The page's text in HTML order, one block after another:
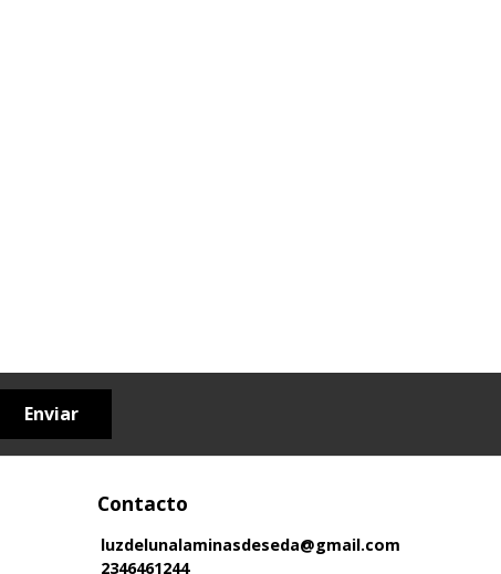
Enviar
Contacto
luzdelunalaminasdeseda@gmail.com
2346461244